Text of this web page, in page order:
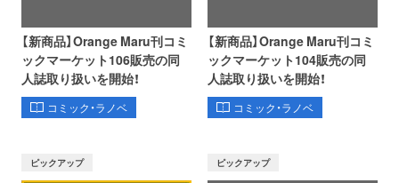
【新商品】Orange Maru刊コミ
ックマーケット106販売の同
人誌取り扱いを開始！
コミック・ラノベ
【新商品】Orange Maru刊コミ
ックマーケット104販売の同
人誌取り扱いを開始！
コミック・ラノベ
ピックアップ ピックアップ